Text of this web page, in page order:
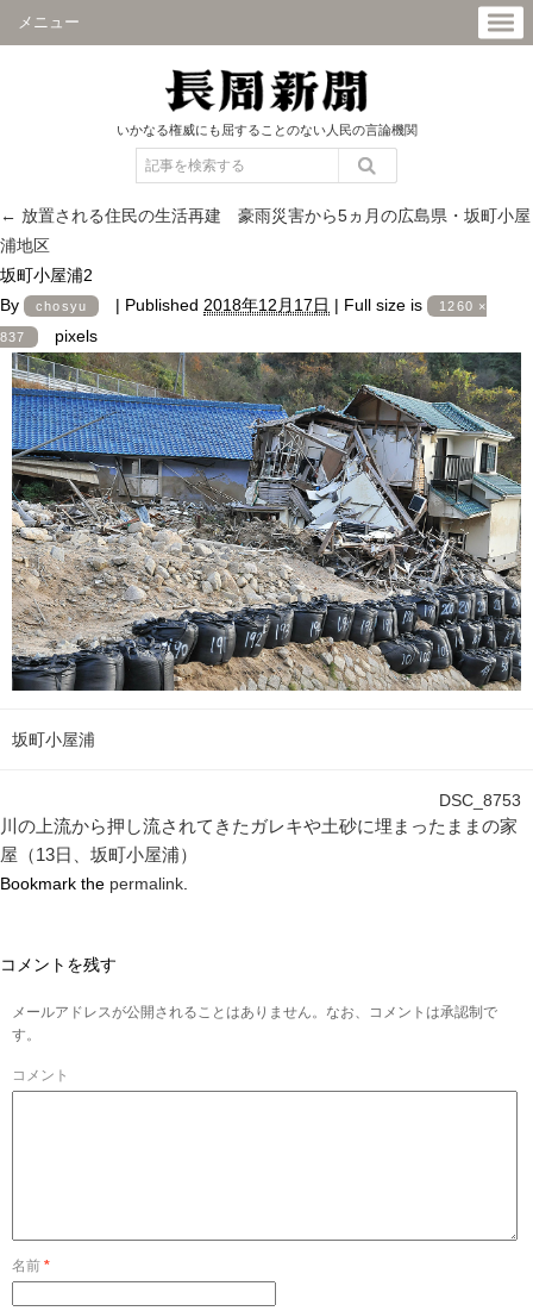
メニュー
いかなる権威にも屈することのない人民の言論機関
← 放置される住民の生活再建 豪雨災害から5ヵ月の広島県・坂町小屋
浦地区
坂町小屋浦2
By
chosyu | Published 2018年12月17日 | Full size is 1260 ×
837 pixels
坂町小屋浦
DSC_8753
川の上流から押し流されてきたガレキや土砂に埋まったままの家
屋（13日、坂町小屋浦）
Bookmark the permalink
コメントを残す
メールアドレスが公開されることはありません。なお、コメントは承認制で
す。
コメント
名前 *